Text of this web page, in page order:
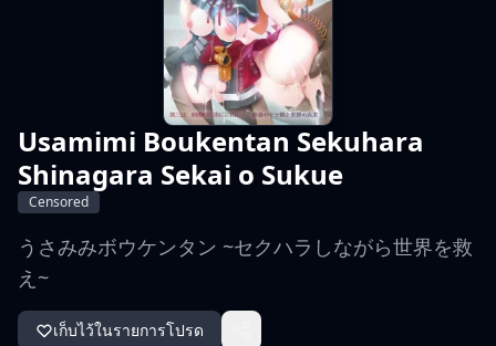
Usamimi Boukentan Sekuhara
Shinagara Sekai o Sukue
Censored
うさみみボウケンタン ~セクハラしながら世界を救
え~
เก็บไว้ในรายการโปรด